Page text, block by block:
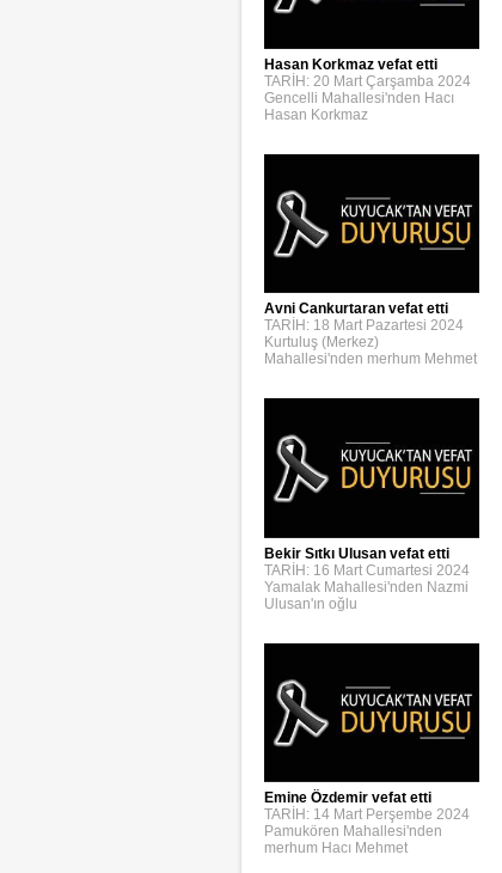
Hasan Korkmaz vefat etti
TARİH: 20 Mart Çarşamba 2024
Gencelli Mahallesi'nden Hacı
Hasan Korkmaz
Avni Cankurtaran vefat etti
TARİH: 18 Mart Pazartesi 2024
Kurtuluş (Merkez)
Mahallesi'nden merhum Mehmet
Bekir Sıtkı Ulusan vefat etti
TARİH: 16 Mart Cumartesi 2024
Yamalak Mahallesi'nden Nazmi
Ulusan'ın oğlu
Emine Özdemir vefat etti
TARİH: 14 Mart Perşembe 2024
Pamukören Mahallesi'nden
merhum Hacı Mehmet